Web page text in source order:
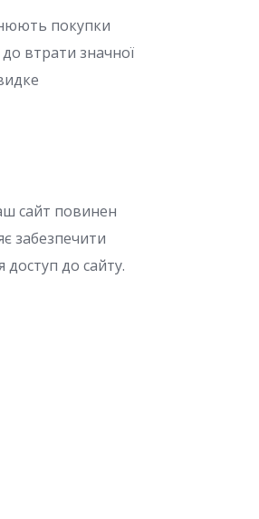
покупки
до втрати значної
сайт повинен
забезпечити
доступ до сайту.